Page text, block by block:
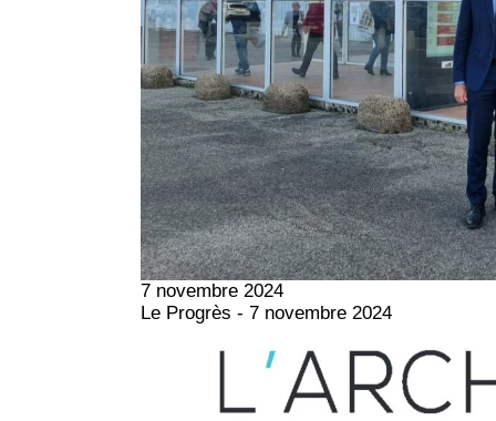
7 novembre 2024
Le Progrès - 7 novembre 2024